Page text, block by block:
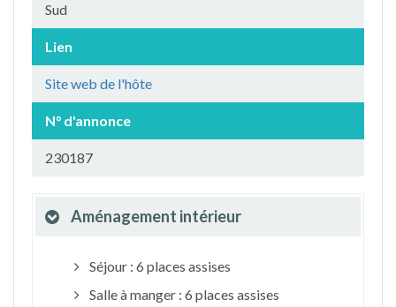
Sud
Lien
Site web de l'hôte
N° d'annonce
230187
Aménagement intérieur
Séjour : 6 places assises
Salle à manger : 6 places assises